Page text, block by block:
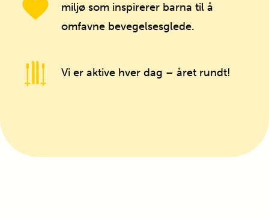
miljø som inspirerer barna til å
omfavne bevegelsesglede.
Vi er aktive hver dag – året rundt!